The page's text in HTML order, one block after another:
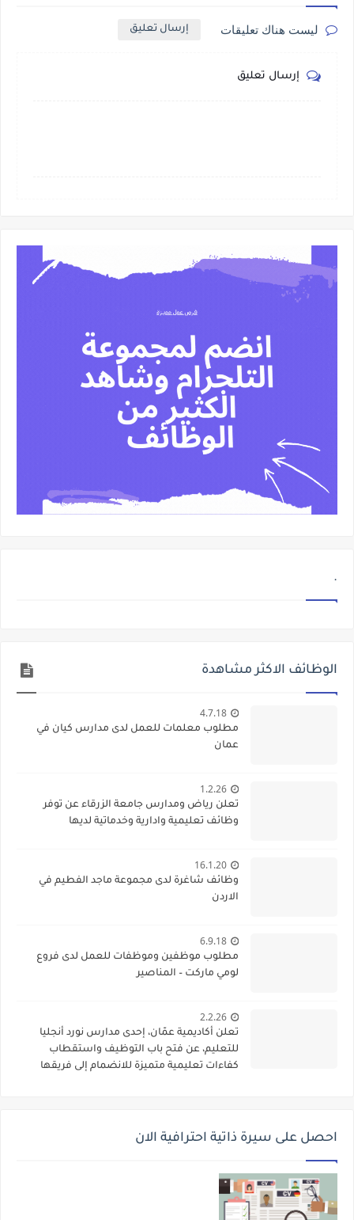
ليست هناك تعليقات إرسال تعليق
إرسال تعليق
.
الوظائف الاكثر مشاهدة
4.7.18
مطلوب معلمات للعمل لدى مدارس كيان في
عمان
1.2.26
تعلن رياض ومدارس جامعة الزرقاء عن توفر
وظائف تعليمية وادارية وخدماتية لديها
16.1.20
وظائف شاغرة لدى مجموعة ماجد الفطيم في
الاردن
6.9.18
مطلوب موظفين وموظفات للعمل لدى فروع
لومي ماركت – المناصير
2.2.26
تعلن أكاديمية عمّان، إحدى مدارس نورد أنجليا
للتعليم، عن فتح باب التوظيف واستقطاب
كفاءات تعليمية متميزة للانضمام إلى فريقها
احصل على سيرة ذاتية احترافية الان